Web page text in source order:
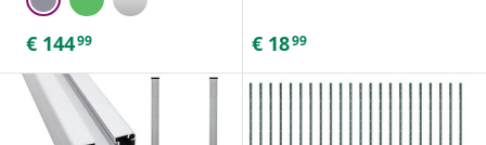
€ 14499 € 1899